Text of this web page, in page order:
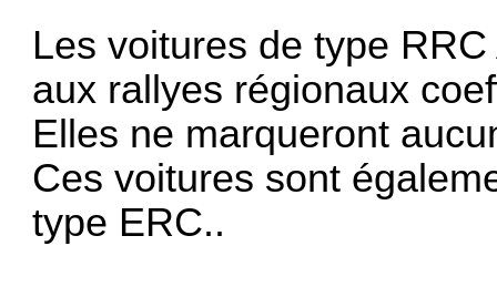
Les voitures de type
aux rallyes régionaux
Elles ne marqueront
Ces voitures sont
type ERC..